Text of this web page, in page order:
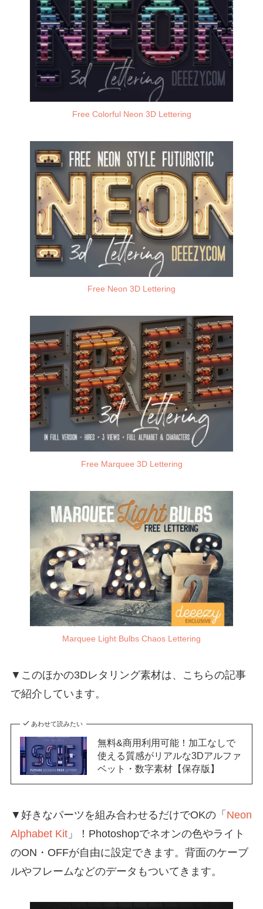
Free Colorful Neon 3D Lettering
Free Neon 3D Lettering
Free Marquee 3D Lettering
Marquee Light Bulbs Chaos Lettering
▼このほかの3Dレタリング素材は、こちらの記事
で紹介しています。
あわせて読みたい
無料&商用利用可能！加工なしで
使える質感がリアルな3Dアルファ
ベット・数字素材【保存版】
▼好きなパーツを組み合わせるだけでOKの「 Neon
Alphabet Kit」！Photoshopでネオンの色やライト
のON・OFFが自由に設定できます。背面のケーブ
ルやフレームなどのデータもついてきます。